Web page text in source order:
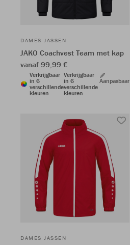
DAMES JASSEN
JAKO Coachvest Team met kap
vanaf 99,99 €
Verkrijgbaar
in 6
verschillende
kleuren
Verkrijgbaar
in 6
verschillende
kleuren
Aanpasbaar
DAMES JASSEN